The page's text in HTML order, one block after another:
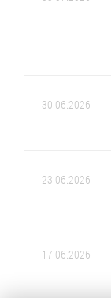
30.06.2026
23.06.2026
17.06.2026